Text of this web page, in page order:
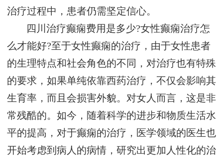
治疗过程中，患者仍需坚定信心。
四川治疗癫痫费用是多少?女性癫痫治疗怎
么才能好?至于女性癫痫的治疗，由于女性患者
的生理特点和社会角色的不同，对治疗也有特殊
的要求，如果单纯依靠西药治疗，不仅会影响其
生育率，而且会损害外貌。对女人而言，这是非
常残酷的。如今，随着科学的进步和物质生活水
平的提高，对于癫痫的治疗，医学领域的医生也
开始考虑到病人的病情，研究出更加人性化的治